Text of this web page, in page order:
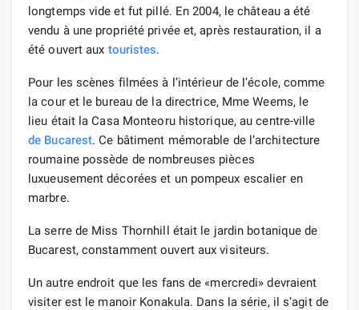
longtemps vide et fut pillé. En 2004, le château a été
vendu à une propriété privée et, après restauration, il a
été ouvert aux touristes.
Pour les scènes filmées à l’intérieur de l’école, comme
la cour et le bureau de la directrice, Mme Weems, le
lieu était la Casa Monteoru historique, au centre-ville
de Bucarest. Ce bâtiment mémorable de l’architecture
roumaine possède de nombreuses pièces
luxueusement décorées et un pompeux escalier en
marbre.
La serre de Miss Thornhill était le jardin botanique de
Bucarest, constamment ouvert aux visiteurs.
Un autre endroit que les fans de «mercredi» devraient
visiter est le manoir Konakula. Dans la série, il s’agit de